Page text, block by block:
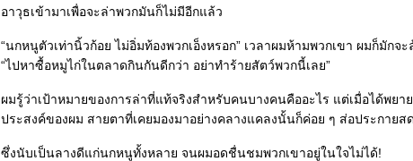
อาวุธเข้ามาเพื่อจะล่าพวกมันก็ไม่มีอีกแล้ว
“นกหนูตัวเท่านิ้วก้อย ไม่อิ่มท้องพวกเอ็งหรอก” เวลาผมห้ามพวกเขา ผมก็มักจ
“ไปหาซื้อหมูไก่ในตลาดกินกันดีกว่า อย่าทำร้ายสัตว์พวกนี้เลย”
ผมรู้ว่าเป้าหมายของการล่าที่แท้จริงสำหรับคนบางคนคืออะไร แต่เมื่อได้พยา
ประสงค์ของผม สายตาที่เคยมองมาอย่างคลางแคลงนั้นก็ค่อย ๆ ส่อประกาย
ซึ่งนับเป็นลางดีแก่นกหนูทั้งหลาย จนผมอดชื่นชมพวกเขาอยู่ในใจไม่ได้!